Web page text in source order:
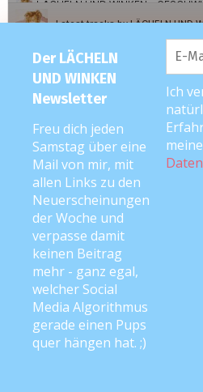
Der LÄCHELN
UND WINKEN
Newsletter
Freu dich jeden
Samstag über eine
Mail von mir, mit
allen Links zu den
Neuerscheinungen
der Woche und
verpasse damit
keinen Beitrag
mehr - ganz egal,
welcher Social
Media Algorithmus
gerade einen Pups
quer hängen hat. ;)
Ich
AUSGEZEICHNET <3
LUW-SHOP
Hier geht’s zum LÄCHELN
Shop – klick aufs Bild! <3